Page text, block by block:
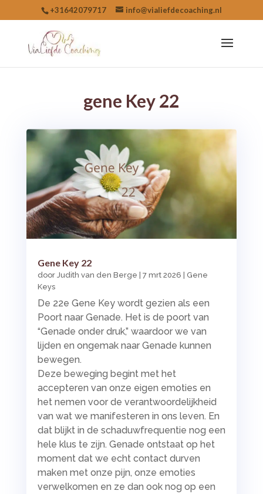
+31642079717 info@vialiefdecoaching.nl
gene Key 22
Gene Key 22
door Judith van den Berge | 7 mrt 2026 | Gene
Keys
De 22e Gene Key wordt gezien als een
Poort naar Genade. Het is de poort van
“Genade onder druk,” waardoor we van
lijden en ongemak naar Genade kunnen
bewegen.
Deze beweging begint met het
accepteren van onze eigen emoties en
het nemen voor de verantwoordelijkheid
van wat we manifesteren in ons leven. En
dat blijkt in de schaduwfrequentie nog een
hele klus te zijn. Genade ontstaat op het
moment dat we echt contact durven
maken met onze pijn, onze emoties
verwelkomen en ze dan ook nog op een